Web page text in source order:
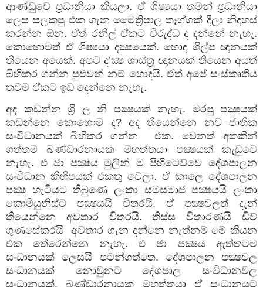
ආණ්ඩුවෙ ප්‍රධානියා කියලා. ඒ ශිෂ්‍යයා තමන් ප්‍රධානියා
ලෙස සලකපු එක ගැන මෛත්‍රිපාල තෑග්ගක් දීලා නිදහස්
කරන්න ඕන. ඒත් රනිල් ඒකට විරුද්ධ ද දන්නේ නැහැ.
කොහොමත් ඒ ශිෂ්‍යයා දක්‍ෂයෙක්. හොඳ ශිල්ප ඥානයක්
තියෙන අයෙක්. අපට ද’ක්‍ෂ ශාස්ත්‍ර ඥානයක් තියෙන අයත්
බිහිකර ගන්න පුළුවන් නම් හොඳයි. ඒත් අපේ සංස්කෘතිය
තවම ඒකට ඉඩ දෙන්නෙ නැහැ.
අද කඩන්න ශ්‍රී ල නි පක්‍ෂයක් නැහැ. මරපු පක්‍ෂයක්
කඩන්නෙ කොහොම ද? අද තියෙන්නෙ නව ජාතික
සංවිධානයක් බිහිකර ගන්න එක. වෙනත් අතකින්
ගත්තම බණ්ඩාරනායක මහත්තයා පක්‍ෂයක් කැඩුවෙ
නැහැ. එ ජා පක්‍ෂය මුලින් ම පිහිටෙව්වෙ දේශපාලන
සංවිධාන කිහිපයක් එකතු වෙලා. ඒ කාලෙ දේශපාලන
පක්‍ෂ හැටියට තිබුණෙ ලංකා සමසමාජ පක්‍ෂයයි ලංකා
කොමියුනිස්ට් පක්‍ෂයයි විතරයි. ඒ පක්‍ෂවලත් දැන්
තියෙන්නෙ අවතාර විතරයි. තිස්ස විතාරණයි ඩිව්
ගුණසේකරයි අවතාර ගැන දන්නෙ නැත්නම් මේ කියන
එක තේරෙන්නෙ නැහැ. එ ජා පක්‍ෂය ඇත්තටම
සංධානයක් ලෙසයි පටන්ගත්තෙ. දේශපාලන පක්‍ෂවල
සංධානයක් නොවුනට දේශපාල සංවිධානවල
සංධානයක්. බණ්ඩාරනායක මහත්තයා ඒ සංධානයට